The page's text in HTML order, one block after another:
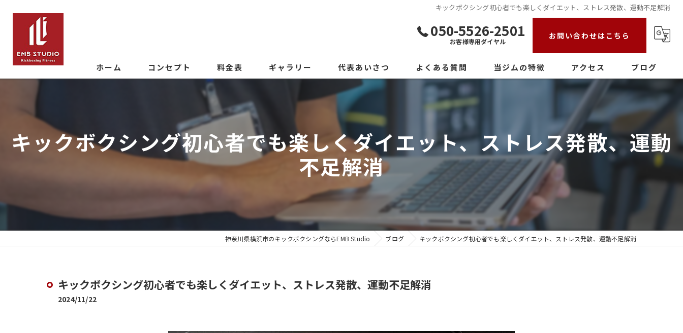
キックボクシング初心者でも楽しくダイエット、ストレス発散、運動不足解消
050-5526-2501
お客様専用ダイヤル
お問い合わせはこちら
ホーム コンセプト 料金表 ギャラリー 代表あいさつ よくある質問 当ジムの特徴
ダイエット
ストレス発散
パーソナル
アクセス ブログ
キックボクシング初心者でも楽しくダイエット、ストレス発散、運動
不足解消
神奈川県横浜市のキックボクシングならEMB Studio ブログ キックボクシング初心者でも楽しくダイエット、ストレス発散、運動不足解消
キックボクシング初心者でも楽しくダイエット、ストレス発散、運動不足解消
2024/11/22